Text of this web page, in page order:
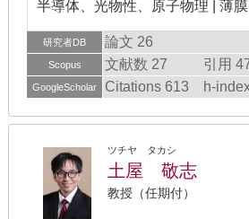
半導体、光物性、原子物理 | 薄
研究者DB 論文 26
Scopus 文献数 27 引用
GoogleScholar Citations 613 h-
ツチヤ タカシ
土屋 敬志
教授（任期付）